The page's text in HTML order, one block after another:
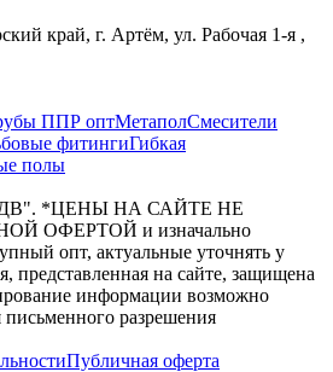
край, г. Артём, ул. Рабочая 1-я ,
ППР оптМетаполСмесители
фитингиГибкая
полы
ДВ". *ЦЕНЫ НА САЙТЕ НЕ
ОФЕРТОЙ и изначально
опт, актуальные уточнять у
представленная на сайте, защищена
информации возможно
письменного разрешения
Публичная оферта